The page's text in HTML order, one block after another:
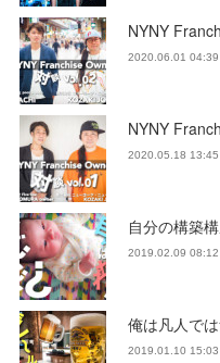
NYNY
2020.06.01 04:39
NYNY
2020.05.18 13:45
自分の構築
2019.02.09 08:12
俺は凡人で
2019.01.10 15:03